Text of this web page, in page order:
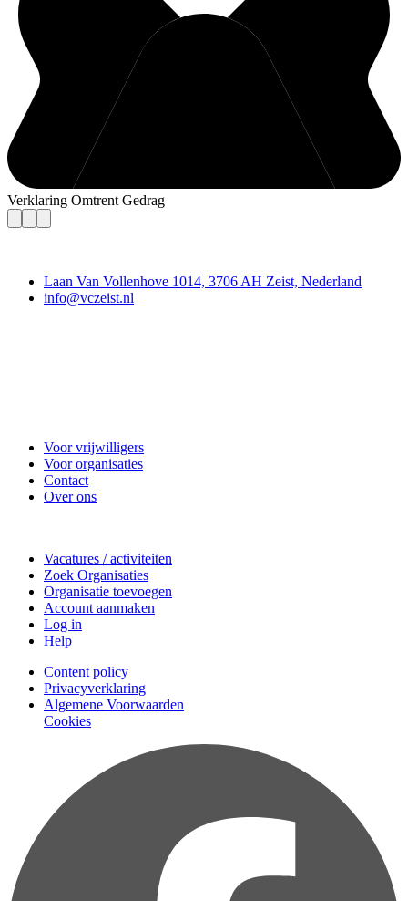
Verklaring Omtrent Gedrag
Laan Van Vollenhove 1014, 3706 AH Zeist, Nederland
info@vczeist.nl
Voor vrijwilligers
Voor organisaties
Contact
Over ons
Vacatures / activiteiten
Zoek Organisaties
Organisatie toevoegen
Account aanmaken
Log in
Help
Content policy
Privacyverklaring
Algemene Voorwaarden
Cookies